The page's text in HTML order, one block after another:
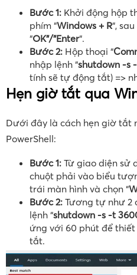
Bước 1: Khởi động hộp
phím “Windows + R“,
“OK”/”Enter“.
Bước 2: Hộp thoại “
nhập lệnh “shutdown -s
tính sẽ tự động tắt) =>
Hẹn giờ tắt qua
Dưới đây là cách hẹn giờ tắt
PowerShell:
Bước 1: Từ giao diện sử
chuột phải vào biểu
trái màn hình và chọn “
Bước 2: Tương tự như 2
lệnh “shutdown -s -t
ứng với 60 phút để
tắt.